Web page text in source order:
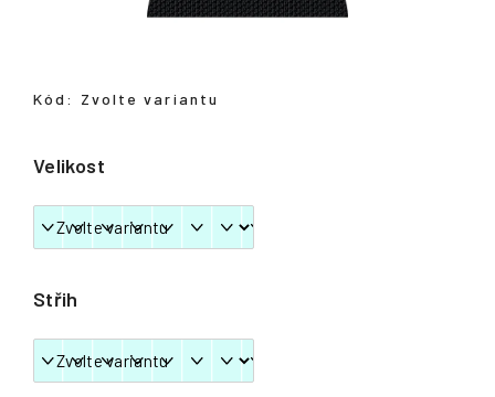
Střih
Velikost
Kód: Zvolte variantu